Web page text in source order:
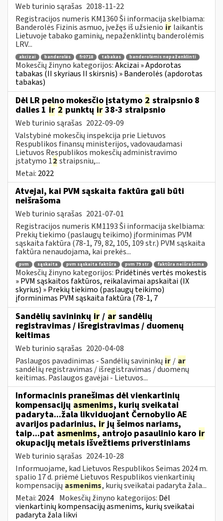
Web turinio sąrašas 2018-11-22
Registracijos numeris KM1360 Ši informacija skelbiama:
Banderolės Fizinis asmuo, įvežęs iš užsienio ir laikantis
Lietuvoje tabako gaminių, nepaženklintų banderolėmis
LRV...
akcizai banderolės fr0718 tabakas banderolėmis nepaženklinti
Mokesčių žinyno kategorijos:Akcizai » Apdorotas
tabakas (II skyriaus II skirsnis) » Banderolės (apdorotas
tabakas)
Dėl LR pelno mokesčio įstatymo 2 straipsnio 8
dalies 1 ir 2 punktų ir 38-3 straipsnio
Web turinio sąrašas 2022-09-09
Valstybinė mokesčių inspekcija prie Lietuvos
Respublikos finansų ministerijos, vadovaudamasi
Lietuvos Respublikos mokesčių administravimo
įstatymo 12 straipsniu,...
Metai: 2022
Atvejai, kai PVM sąskaita faktūra gali būti
neišrašoma
Web turinio sąrašas 2021-07-01
Registracijos numeris KM1193 Ši informacija skelbiama:
Prekių tiekimo (paslaugų teikimo) įforminimas PVM
sąskaita faktūra (78-1, 79, 82, 105, 109 str.) PVM sąskaita
faktūra nenaudojama, kai prekės...
pvm sąskaita pvm sąskaita faktūra pvm 79 str faktūra neišrašoma
Mokesčių žinyno kategorijos: Pridėtinės vertės mokestis
» PVM sąskaitos faktūros, reikalavimai apskaitai (IX
skyrius) » Prekių tiekimo (paslaugų teikimo)
įforminimas PVM sąskaita faktūra (78-1, 7
Sandėlių savininkų ir / ar sandėlių
registravimas / išregistravimas / duomenų
keitimas
Web turinio sąrašas 2020-04-08
Paslaugos pavadinimas - Sandėlių savininkų ir / ar
sandėlių registravimas / išregistravimas / duomenų
keitimas. Paslaugos gavėjai - Lietuvos...
Informacinis pranešimas dėl vienkartinių
kompensacijų asmenims, kurių sveikatai
padaryta...žala likviduojant Černobylio AE
avarijos padarinius, irjų šeimos nariams,
taip...pat asmenims, antrojo pasaulinio karo ir
okupacijų metais išvežtiems priverstiniams
Web turinio sąrašas 2024-10-28
Informuojame, kad Lietuvos Respublikos Seimas 2024 m.
spalio 17 d. priėmė Lietuvos Respublikos vienkartinių
kompensacijų asmenims, kurių sveikatai padaryta žala...
Metai: 2024 Mokesčių žinyno kategorijos: Dėl
vienkartinių kompensacijų asmenims, kurių sveikatai
padaryta žala likvi